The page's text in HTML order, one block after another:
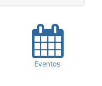
Eventos